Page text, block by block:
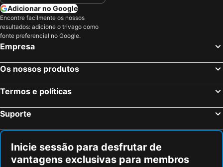
Adicionar no Google
Encontre facilmente os nossos
resultados: adicione o trivago como
fonte preferencial no Google.
Empresa
Os nossos produtos
Termos e políticas
Suporte
Inicie sessão para desfrutar de
vantagens exclusivas para membros